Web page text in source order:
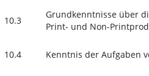
10.3
Grundkenntnisse über
Print- und Non-
10.4 Kenntnis der Aufgaben